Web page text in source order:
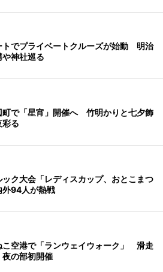
トでプライベートクルーズが始動 明治
神社巡る
町で「星宵」開催へ 竹明かりと七夕飾
彩る
ク大会「レディスカップ、おとこまつ
94人が熱戦
こ空港で「ランウェイウォーク」 滑走
夜の部初開催